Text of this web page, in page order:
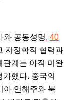
와 공동성명, 40
지정학적 협력과
관계는 아직 미완
했다. 중국의
아 연해주와 북